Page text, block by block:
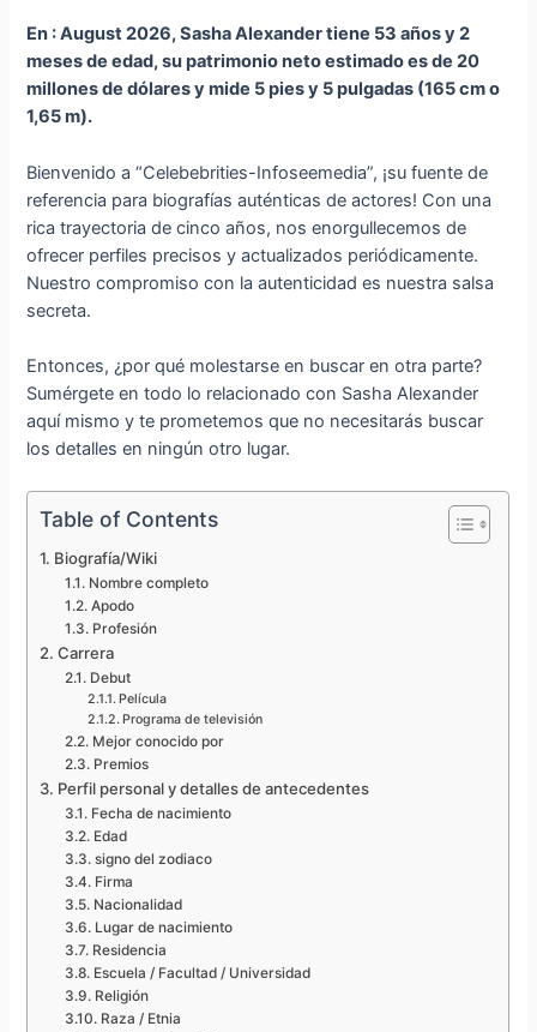
En : August 2026, Sasha Alexander tiene 53 años y 2
meses de edad, su patrimonio neto estimado es de 20
millones de dólares y mide 5 pies y 5 pulgadas (165 cm o
1,65 m).
Bienvenido a “Celebebrities-Infoseemedia”, ¡su fuente de
referencia para biografías auténticas de actores! Con una
rica trayectoria de cinco años, nos enorgullecemos de
ofrecer perfiles precisos y actualizados periódicamente.
Nuestro compromiso con la autenticidad es nuestra salsa
secreta.
Entonces, ¿por qué molestarse en buscar en otra parte?
Sumérgete en todo lo relacionado con Sasha Alexander
aquí mismo y te prometemos que no necesitarás buscar
los detalles en ningún otro lugar.
Table of Contents
Biografía/Wiki
Nombre completo
Apodo
Profesión
Carrera
Debut
Película
Programa de televisión
Mejor conocido por
Premios
Perfil personal y detalles de antecedentes
Fecha de nacimiento
Edad
signo del zodiaco
Firma
Nacionalidad
Lugar de nacimiento
Residencia
Escuela / Facultad / Universidad
Religión
Raza / Etnia